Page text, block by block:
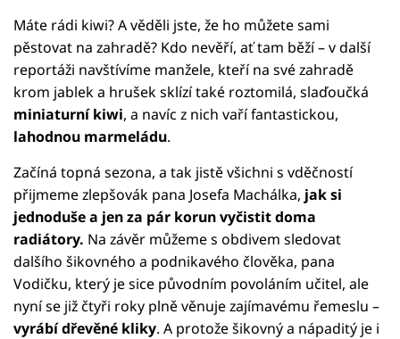
Máte rádi kiwi? A věděli jste, že ho můžete sami
pěstovat na zahradě? Kdo nevěří, ať tam běží – v další
reportáži navštívíme manžele, kteří na své zahradě
krom jablek a hrušek sklízí také roztomilá, slaďoučká
miniaturní kiwi, a navíc z nich vaří fantastickou,
lahodnou marmeládu.
Začíná topná sezona, a tak jistě všichni s vděčností
přijmeme zlepšovák pana Josefa Machálka, jak si
jednoduše a jen za pár korun vyčistit doma
radiátory. Na závěr můžeme s obdivem sledovat
dalšího šikovného a podnikavého člověka, pana
Vodičku, který je sice původním povoláním učitel, ale
nyní se již čtyři roky plně věnuje zajímavému řemeslu –
vyrábí dřevěné kliky. A protože šikovný a nápaditý je i